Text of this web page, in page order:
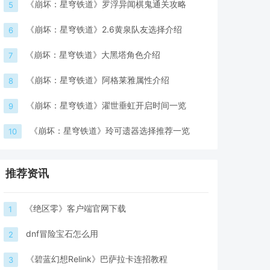
5 《崩坏：星穹铁道》罗浮异闻棋鬼通关攻略
6 《崩坏：星穹铁道》2.6黄泉队友选择介绍
7 《崩坏：星穹铁道》大黑塔角色介绍
8 《崩坏：星穹铁道》阿格莱雅属性介绍
9 《崩坏：星穹铁道》濯世垂虹开启时间一览
10 《崩坏：星穹铁道》玲可遗器选择推荐一览
推荐资讯
1 《绝区零》客户端官网下载
2 dnf冒险宝石怎么用
3 《碧蓝幻想Relink》巴萨拉卡连招教程